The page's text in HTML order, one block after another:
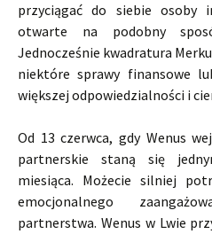
przyciągać do siebie osoby
otwarte na podobny
Jednocześnie kwadratura
niektóre sprawy finansowe
większej odpowiedzialności i
Od 13 czerwca, gdy Wenus
partnerskie staną się
miesiąca. Możecie silniej
emocjonalnego
partnerstwa. Wenus w Lwie